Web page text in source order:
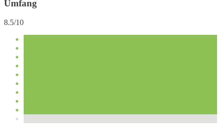
Umfang
8.5/10